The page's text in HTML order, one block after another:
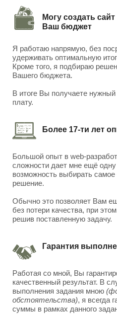
Могу создать
Ваш бюджет
Я работаю напрямую, без
удерживать оптимальную
Кроме того, я подбираю
Вашего бюджета.
В итоге Вы получаете
плату.
Более 17-ти лет
Большой опыт в web-
сложности дает мне ещё
возможность выбирать
решение.
Обычно это позволяет Вам
без потери качества, при
решив поставленную задачу.
Гарантия
Работая со мной, Вы
качественный результат. В
выполнения задания мною
обстоятельства), я всегда
суммы в рамках данного